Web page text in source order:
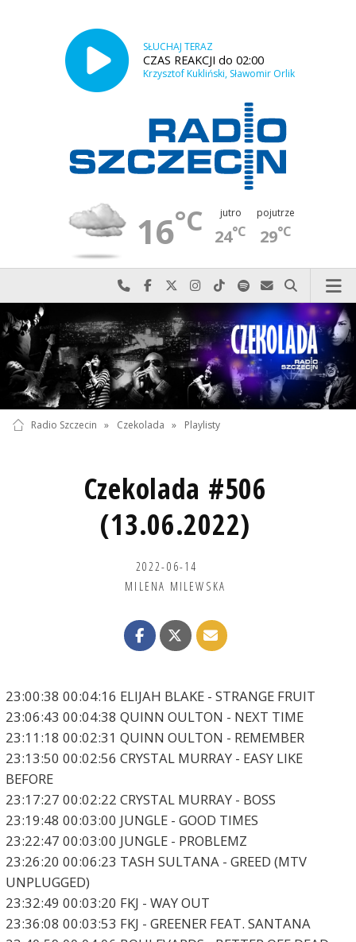
SŁUCHAJ TERAZ
CZAS REAKCJI do 02:00
Krzysztof Kukliński, Sławomir Orlik
16°C jutro
24°C
pojutrze
29°C
Najlepiej po prostu do nas zadzwoń
Odwiedź nas na Facebook-u
Odwiedź nas na X
Odwiedź nas na Instagram-ie
Odwiedź nas na TikTok-u
Szukaj nas na Spotify
Wyślij do nas
Szukaj
Radio Szczecin » Czekolada » Playlisty
Czekolada #506
(13.06.2022)
2022-06-14
MILENA MILEWSKA
23:00:38 00:04:16 ELIJAH BLAKE - STRANGE FRUIT
23:06:43 00:04:38 QUINN OULTON - NEXT TIME
23:11:18 00:02:31 QUINN OULTON - REMEMBER
23:13:50 00:02:56 CRYSTAL MURRAY - EASY LIKE
BEFORE
23:17:27 00:02:22 CRYSTAL MURRAY - BOSS
23:19:48 00:03:00 JUNGLE - GOOD TIMES
23:22:47 00:03:00 JUNGLE - PROBLEMZ
23:26:20 00:06:23 TASH SULTANA - GREED (MTV
UNPLUGGED)
23:32:49 00:03:20 FKJ - WAY OUT
23:36:08 00:03:53 FKJ - GREENER FEAT. SANTANA